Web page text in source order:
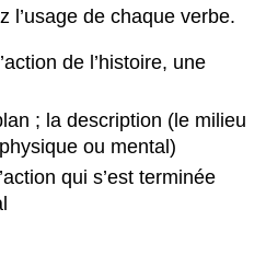
l’usage de chaque verbe.
de l’histoire, une
; la description (le milieu
ou mental)
qui s’est terminée